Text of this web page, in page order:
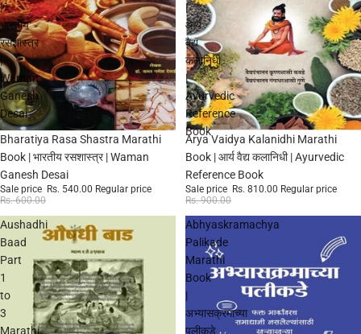
|
भारतीय
रसशास्त्र
|
Waman
Ganesh
Desai
Sale
Bharatiya Rasa Shastra Marathi
Book | भारतीय रसशास्त्र | Waman
Ganesh Desai
Sale price Rs. 540.00 Regular price
Rs. 600.00
|
आर्य
वैद्य
कलानिधी
|
Ayurvedic
Reference
Book
Sale
Arya Vaidya Kalanidhi Marathi
Book | आर्य वैद्य कलानिधी | Ayurvedic
Reference Book
Sale price Rs. 810.00 Regular price
Rs. 900.00
Aushadhi
Baad
Part
1
to
3
Marathi
Abhyaskramachya
Palikade
Marathi
Book
|
अभ्यासक्रमाच्या
पलीकडे